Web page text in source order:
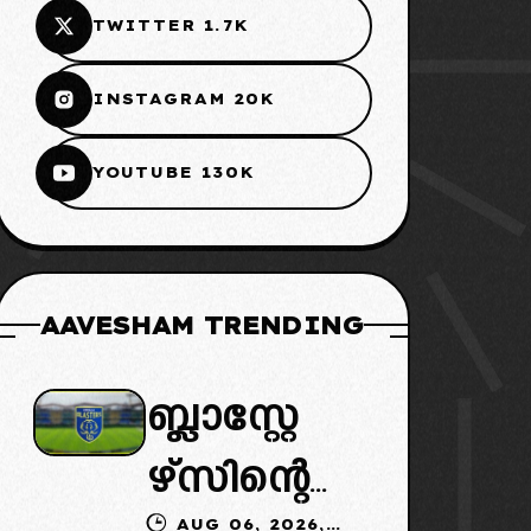
TWITTER 1.7K
INSTAGRAM 20K
YOUTUBE 130K
AAVESHAM TRENDING
ബ്ലാസ്റ്റേ
ഴ്സിന്റെ
AUG 06, 2026,